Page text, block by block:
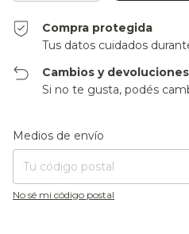
Compra protegida
Tus datos cuidados
Cambios y devoluciones
Si no te gusta, podés
Entregas para el CP:
Medios de envío
No sé mi código postal